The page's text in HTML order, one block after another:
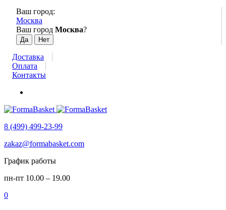
Ваш город:
Москва
Ваш город Москва?
Доставка
Оплата
Контакты
8 (499) 499-23-99
zakaz@formabasket.com
График работы
пн-пт 10.00 – 19.00
0